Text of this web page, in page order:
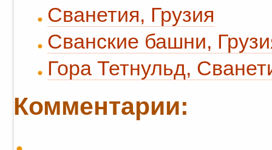
Сванетия, Грузия
Сванские башни,
Гора Тетнульд,
Комментарии: